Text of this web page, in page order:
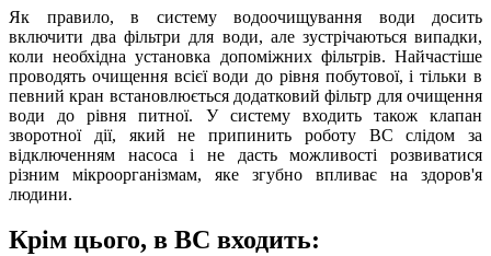
Як правило, в систему водоочищування води досить
включити два фільтри для води, але зустрічаються випадки,
коли необхідна установка допоміжних фільтрів. Найчастіше
проводять очищення всієї води до рівня побутової, і тільки в
певний кран встановлюється додатковий фільтр для очищення
води до рівня питної. У систему входить також клапан
зворотної дії, який не припинить роботу ВС слідом за
відключенням насоса і не дасть можливості розвиватися
різним мікроорганізмам, яке згубно впливає на здоров'я
людини.
Крім цього, в ВС входить: